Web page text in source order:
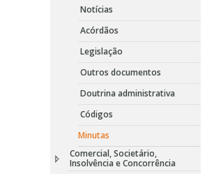
Notícias
Acórdãos
Legislação
Outros documentos
Doutrina administrativa
Códigos
Minutas
Comercial, Societário,
Insolvência e Concorrência